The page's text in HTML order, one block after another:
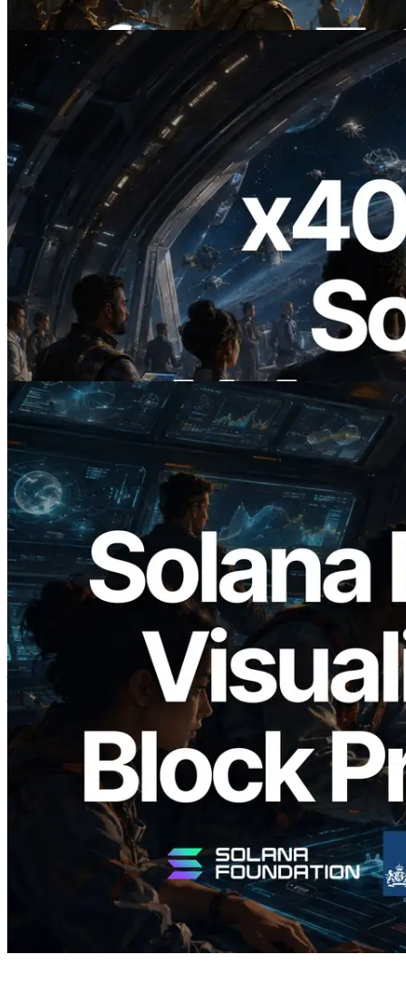
यह लेख पढ़ें
2026.07.04
ERPC ने x402 समर्थित Solana RPC लॉन्च
किया — AI एजेंट अब जरूरत के API के लिए ऑन-
डिमांड भुगतान कर सकते हैं
यह लेख पढ़ें
2026.05.24
Validators Solutions ने Solana Block
Analyzer लॉन्च किया — प्रति-slot ब्लॉक
उत्पादन समय और नियुक्त वैलिडेटर का
विज़ुअलाइज़ेशन